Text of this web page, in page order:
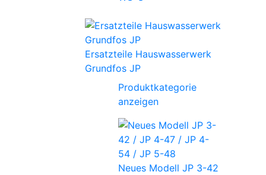
Ersatzteile Hauswasserwerk
Grundfos JP
Produktkategorie
anzeigen
Neues Modell JP 3-42